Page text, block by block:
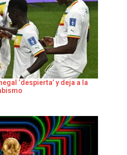
‘despierta’ y deja a la